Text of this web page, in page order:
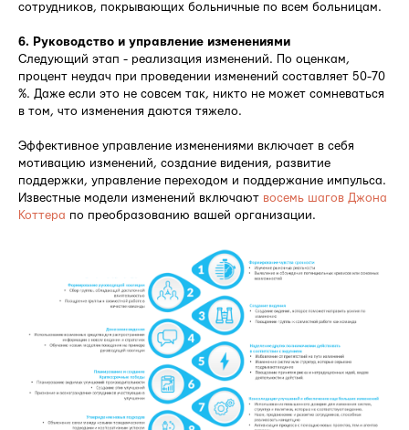
сотрудников, покрывающих больничные по всем больницам.
6. Руководство и управление изменениями
Следующий этап - реализация изменений. По оценкам,
процент неудач при проведении изменений составляет 50-70
%. Даже если это не совсем так, никто не может сомневаться
в том, что изменения даются тяжело.
Эффективное управление изменениями включает в себя
мотивацию изменений, создание видения, развитие
поддержки, управление переходом и поддержание импульса.
Известные модели изменений включают восемь шагов Джона
Коттера по преобразованию вашей организации.